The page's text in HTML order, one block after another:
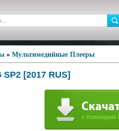
» Мультимедийные Плееры
[2017 RUS]